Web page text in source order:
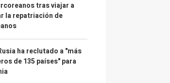
tras viajar a
la repatriación de
ha reclutado a "más
de 135 países" para